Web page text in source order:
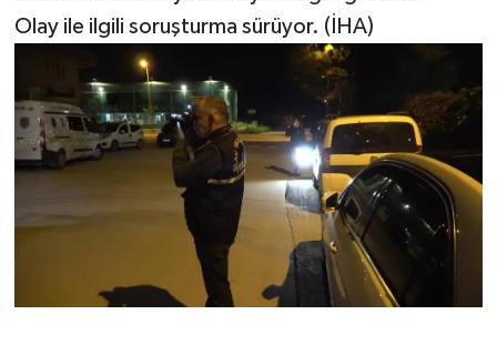
Olay ile ilgili soruşturma sürüyor. (İHA)